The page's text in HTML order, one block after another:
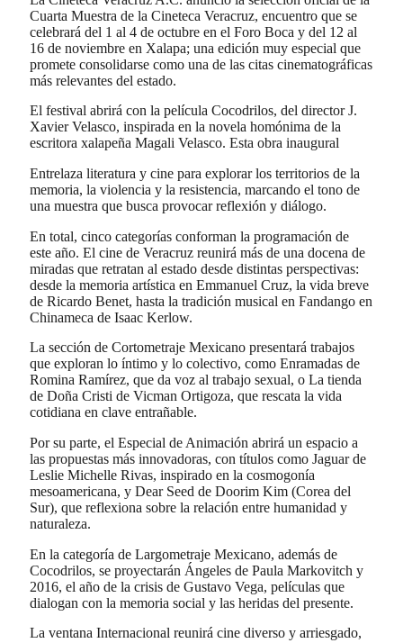
Cuarta Muestra de la Cineteca Veracruz, encuentro que se
celebrará del 1 al 4 de octubre en el Foro Boca y del 12 al
16 de noviembre en Xalapa; una edición muy especial que
promete consolidarse como una de las citas cinematográficas
más relevantes del estado.
El festival abrirá con la película Cocodrilos, del director J.
Xavier Velasco, inspirada en la novela homónima de la
escritora xalapeña Magali Velasco. Esta obra inaugural
Entrelaza literatura y cine para explorar los territorios de la
memoria, la violencia y la resistencia, marcando el tono de
una muestra que busca provocar reflexión y diálogo.
En total, cinco categorías conforman la programación de
este año. El cine de Veracruz reunirá más de una docena de
miradas que retratan al estado desde distintas perspectivas:
desde la memoria artística en Emmanuel Cruz, la vida breve
de Ricardo Benet, hasta la tradición musical en Fandango en
Chinameca de Isaac Kerlow.
La sección de Cortometraje Mexicano presentará trabajos
que exploran lo íntimo y lo colectivo, como Enramadas de
Romina Ramírez, que da voz al trabajo sexual, o La tienda
de Doña Cristi de Vicman Ortigoza, que rescata la vida
cotidiana en clave entrañable.
Por su parte, el Especial de Animación abrirá un espacio a
las propuestas más innovadoras, con títulos como Jaguar de
Leslie Michelle Rivas, inspirado en la cosmogonía
mesoamericana, y Dear Seed de Doorim Kim (Corea del
Sur), que reflexiona sobre la relación entre humanidad y
naturaleza.
En la categoría de Largometraje Mexicano, además de
Cocodrilos, se proyectarán Ángeles de Paula Markovitch y
2016, el año de la crisis de Gustavo Vega, películas que
dialogan con la memoria social y las heridas del presente.
La ventana Internacional reunirá cine diverso y arriesgado,